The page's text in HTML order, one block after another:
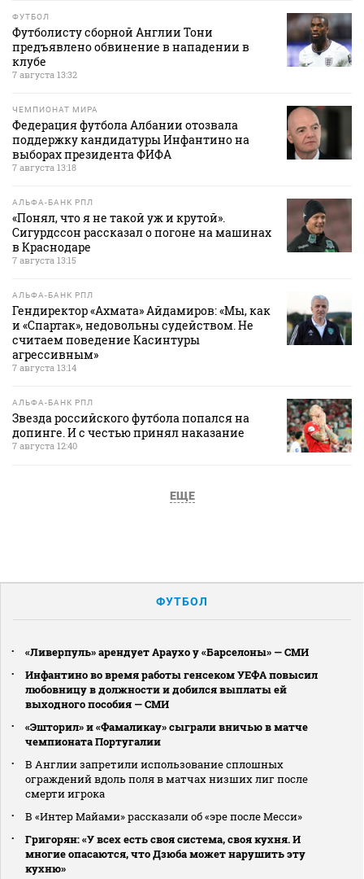
ФУТБОЛ
Футболисту сборной Англии Тони
предъявлено обвинение в нападении в
клубе
7 августа 13:32
ЧЕМПИОНАТ МИРА
Федерация футбола Албании отозвала
поддержку кандидатуры Инфантино на
выборах президента ФИФА
7 августа 13:18
АЛЬФА-БАНК РПЛ
«Понял, что я не такой уж и крутой».
Сигурдссон рассказал о погоне на машинах
в Краснодаре
7 августа 13:15
АЛЬФА-БАНК РПЛ
Гендиректор «Ахмата» Айдамиров: «Мы, как
и «Спартак», недовольны судейством. Не
считаем поведение Касинтуры
агрессивным»
7 августа 13:14
АЛЬФА-БАНК РПЛ
Звезда российского футбола попался на
допинге. И с честью принял наказание
7 августа 12:40
ЕЩЕ
ФУТБОЛ
«Ливерпуль» арендует Араухо у «Барселоны» — СМИ
Инфантино во время работы генсеком УЕФА повысил
любовницу в должности и добился выплаты ей
выходного пособия — СМИ
«Эшторил» и «Фамаликау» сыграли вничью в матче
чемпионата Португалии
В Англии запретили использование сплошных
ограждений вдоль поля в матчах низших лиг после
смерти игрока
В «Интер Майами» рассказали об «эре после Месси»
Григорян: «У всех есть своя система, своя кухня. И
многие опасаются, что Дзюба может нарушить эту
кухню»